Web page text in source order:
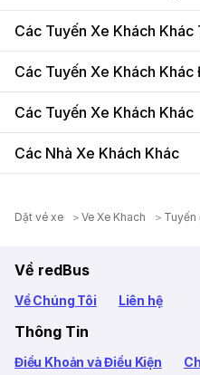
Các Tuyến Xe Khách
Các Tuyến Xe Khách
Các Tuyến Xe Khách Khác
Các Nhà Xe Khách Khác
Dặt vé xe Ve Xe Khach Tuyến
Về redBus
Về Chúng Tôi Liên hệ
Thông Tin
Điều Khoản và Điều Kiện